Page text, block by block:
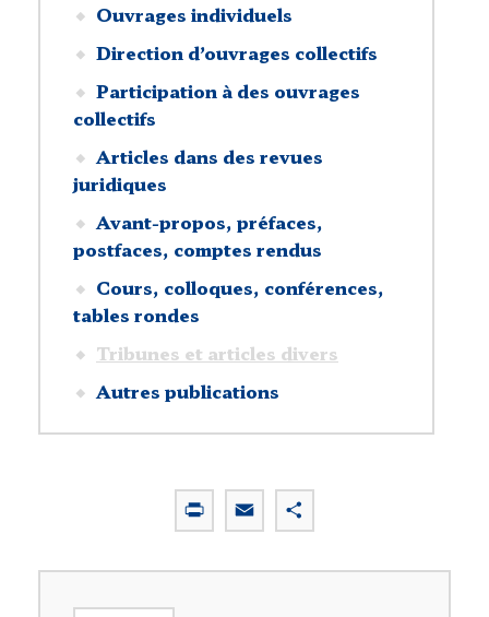
Ouvrages individuels
Direction d’ouvrages collectifs
Participation à des ouvrages
collectifs
Articles dans des revues
juridiques
Avant-propos, préfaces,
postfaces, comptes rendus
Cours, colloques, conférences,
tables rondes
Tribunes et articles divers
Autres publications
r
m
a